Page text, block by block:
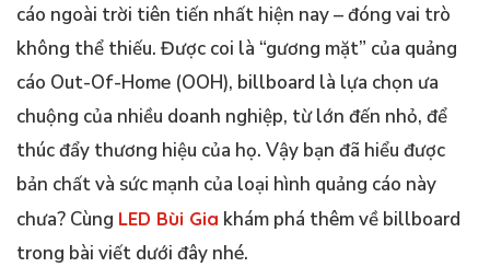
cáo ngoài trời tiên tiến nhất hiện nay – đóng vai trò
không thể thiếu. Được coi là “gương mặt” của quảng
cáo Out-Of-Home (OOH), billboard là lựa chọn ưa
chuộng của nhiều doanh nghiệp, từ lớn đến nhỏ, để
thúc đẩy thương hiệu của họ. Vậy bạn đã hiểu được
bản chất và sức mạnh của loại hình quảng cáo này
chưa? Cùng LED Bùi Gia khám phá thêm về billboard
trong bài viết dưới đây nhé.